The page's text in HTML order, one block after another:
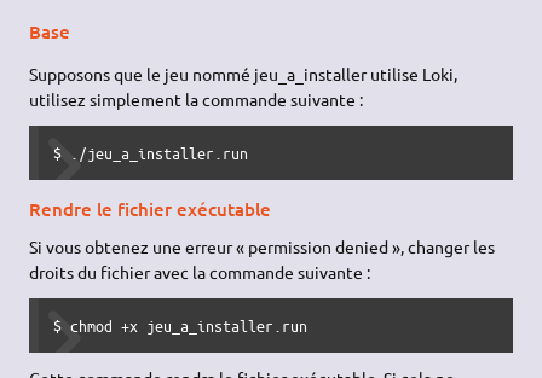
Base
Supposons que le jeu nommé jeu_a_installer utilise Loki,
utilisez simplement la commande suivante :
$ ./jeu_a_installer.run
Rendre le fichier exécutable
Si vous obtenez une erreur « permission denied », changer les
droits du fichier avec la commande suivante :
$ chmod +x jeu_a_installer.run